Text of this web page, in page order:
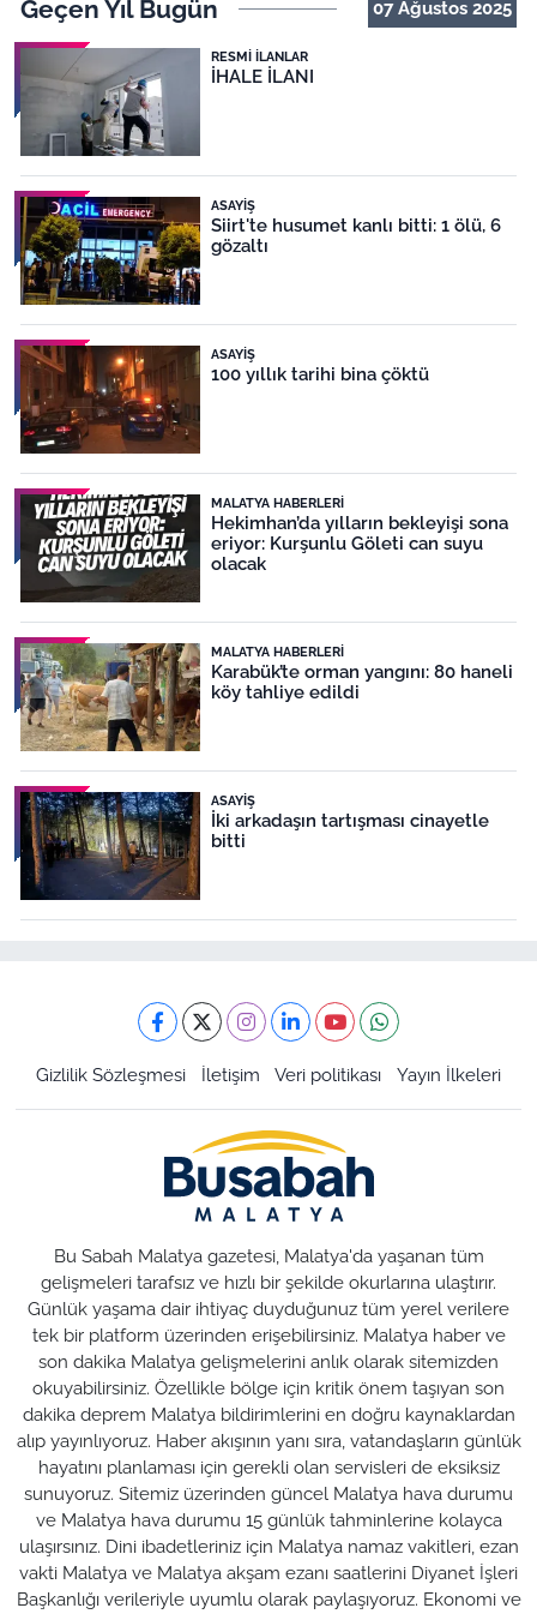
Geçen Yıl Bugün 07 Ağustos 2025
RESMI İLANLAR
İHALE İLANI
ASAYIŞ
Siirt'te husumet kanlı bitti: 1 ölü, 6
gözaltı
ASAYIŞ
100 yıllık tarihi bina çöktü
MALATYA HABERLERI
Hekimhan’da yılların bekleyişi sona
eriyor: Kurşunlu Göleti can suyu
olacak
MALATYA HABERLERI
Karabük’te orman yangını: 80 haneli
köy tahliye edildi
ASAYIŞ
İki arkadaşın tartışması cinayetle
bitti
Gizlilik Sözleşmesi İletişim Veri politikası Yayın İlkeleri
Bu Sabah Malatya gazetesi, Malatya'da yaşanan tüm
gelişmeleri tarafsız ve hızlı bir şekilde okurlarına ulaştırır.
Günlük yaşama dair ihtiyaç duyduğunuz tüm yerel verilere
tek bir platform üzerinden erişebilirsiniz. Malatya haber ve
son dakika Malatya gelişmelerini anlık olarak sitemizden
okuyabilirsiniz. Özellikle bölge için kritik önem taşıyan son
dakika deprem Malatya bildirimlerini en doğru kaynaklardan
alıp yayınlıyoruz. Haber akışının yanı sıra, vatandaşların günlük
hayatını planlaması için gerekli olan servisleri de eksiksiz
sunuyoruz. Sitemiz üzerinden güncel Malatya hava durumu
ve Malatya hava durumu 15 günlük tahminlerine kolayca
ulaşırsınız. Dini ibadetleriniz için Malatya namaz vakitleri, ezan
vakti Malatya ve Malatya akşam ezanı saatlerini Diyanet İşleri
Başkanlığı verileriyle uyumlu olarak paylaşıyoruz. Ekonomi ve